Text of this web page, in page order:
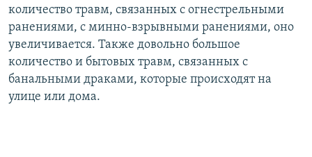
количество травм, связанных с огнестрельными
ранениями, с минно-взрывными ранениями, оно
увеличивается. Также довольно большое
количество и бытовых травм, связанных с
банальными драками, которые происходят на
улице или дома.